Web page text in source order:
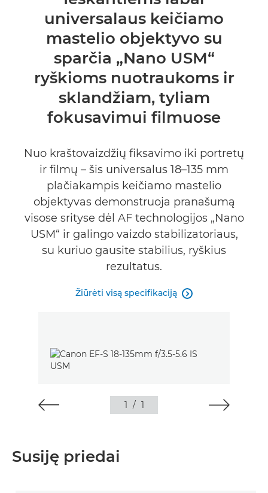
Specifikacijosuniversalaus keičiamo
mastelio objektyvo su
sparčia „Nano USM“
ryškioms nuotraukoms ir
sklandžiam, tyliam
fokusavimui filmuose
Nuo kraštovaizdžių fiksavimo iki portretų
ir filmų – šis universalus 18–135 mm
plačiakampis keičiamo mastelio
objektyvas demonstruoja pranašumą
visose srityse dėl AF technologijos „Nano
USM“ ir galingo vaizdo stabilizatoriaus,
su kuriuo gausite stabilius, ryškius
rezultatus.
Žiūrėti visą specifikaciją 
1 / 1
Susiję priedai